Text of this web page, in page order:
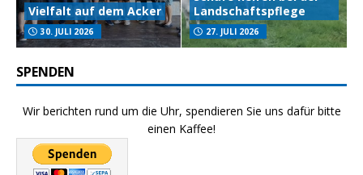
Vielfalt auf dem Acker
30. JULI 2026
Landschaftspflege
27. JULI 2026
SPENDEN
Wir berichten rund um die Uhr, spendieren Sie uns dafür bitte
einen Kaffee!